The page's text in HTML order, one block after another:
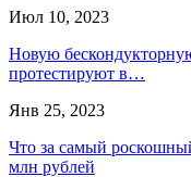
Июл 10, 2023
Новую
протестируют в…
Янв 25, 2023
Что за самый
млн рублей